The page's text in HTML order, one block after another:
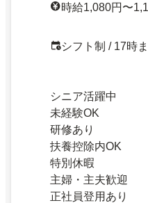
時給1,080円〜
シフト制 / 17時
シニア活躍中
未経験OK
研修あり
扶養控除内OK
特別休暇
主婦・主夫歓迎
正社員登用あり